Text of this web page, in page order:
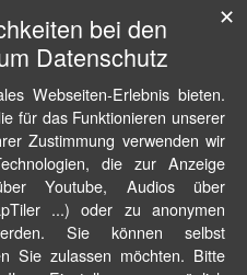
bei den
Datenschutz
Webseiten-Erlebnis bieten.
für das Funktionieren unserer
Zustimmung verwenden wir
die zur Anzeige
Youtube, Audios über
...) oder zu anonymen
Sie können selbst
Sie zulassen möchten. Bitte
✕